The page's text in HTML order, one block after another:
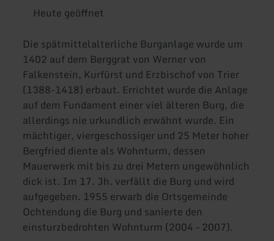
Heute geöffnet
Die spätmittelalterliche Burganlage wurde um
1402 auf dem Berggrat von Werner von
Falkenstein, Kurfürst und Erzbischof von Trier
(1388-1418) erbaut. Errichtet wurde die Anlage
auf dem Fundament einer viel älteren Burg, die
allerdings nie urkundlich erwähnt wurde. Ein
mächtiger, viergeschossiger und 25 Meter hoher
Bergfried diente als Wohnturm, dessen
Mauerwerk mit bis zu drei Metern ungewöhnlich
dick ist. Im 17. Jh. verfällt die Burg und wird
aufgegeben. 1955 erwarb die Ortsgemeinde
Ochtendung die Burg und sanierte den
einsturzbedrohten Wohnturm (2004 – 2007).